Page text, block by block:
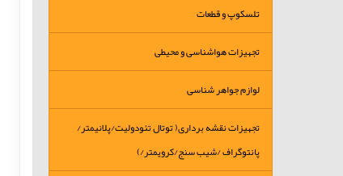
تلسکوپ و قطعات
تجهیزات هواشناسی و محیطی
لوازم جواهر شناسی
تجهیزات نقشه برداری( توتال تئودولیت/پلانیمتر/
پانتوگراف /شیب سنج/کرویمتر/)